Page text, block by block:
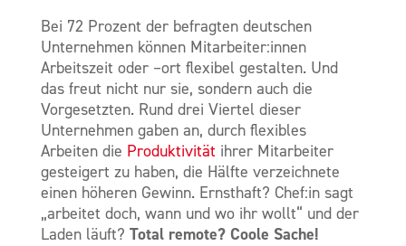
Bei 72 Prozent der befragten deutschen
Unternehmen können Mitarbeiter:innen
Arbeitszeit oder –ort flexibel gestalten. Und
das freut nicht nur sie, sondern auch die
Vorgesetzten. Rund drei Viertel dieser
Unternehmen gaben an, durch flexibles
Arbeiten die Produktivität ihrer Mitarbeiter
gesteigert zu haben, die Hälfte verzeichnete
einen höheren Gewinn. Ernsthaft? Chef:in sagt
„arbeitet doch, wann und wo ihr wollt“ und der
Laden läuft? Total remote? Coole Sache!